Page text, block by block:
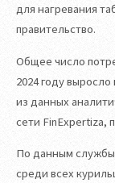
для нагревания
правительство.
Общее число
2024 году
из данных
сети FinExpertiza,
По данным
среди всех